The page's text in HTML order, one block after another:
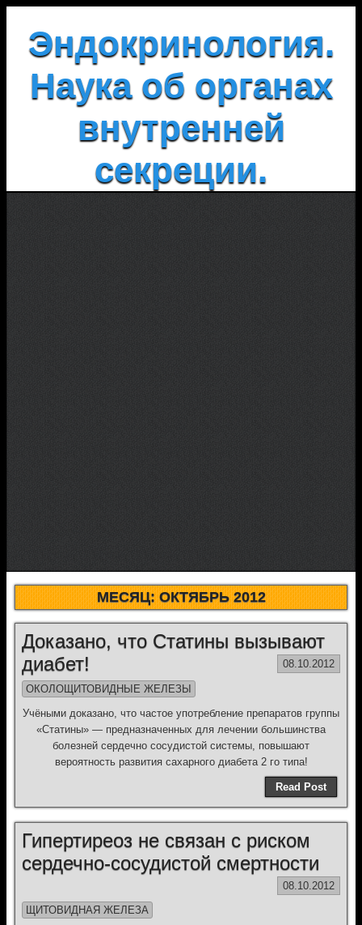
Эндокринология.
Наука об органах
внутренней
секреции.
МЕСЯЦ:ОКТЯБРЬ 2012
Доказано, что Статины вызывают
диабет!
08.10.2012
ОКОЛОЩИТОВИДНЫЕ ЖЕЛЕЗЫ
Учёными доказано, что частое употребление препаратов группы
«Статины» — предназначенных для лечении большинства
болезней сердечно сосудистой системы, повышают
вероятность развития сахарного диабета 2 го типа!
Read Post
Гипертиреоз не связан с риском
сердечно-сосудистой смертности
08.10.2012
ЩИТОВИДНАЯ ЖЕЛЕЗА